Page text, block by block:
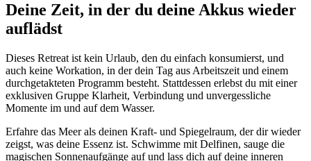
Deine Zeit, in der du deine Akkus wieder
auflädst
Dieses Retreat ist kein Urlaub, den du einfach konsumierst, und
auch keine Workation, in der dein Tag aus Arbeitszeit und einem
durchgetakteten Programm besteht. Stattdessen erlebst du mit einer
exklusiven Gruppe Klarheit, Verbindung und unvergessliche
Momente im und auf dem Wasser.
Erfahre das Meer als deinen Kraft- und Spiegelraum, der dir wieder
zeigst, was deine Essenz ist. Schwimme mit Delfinen, sauge die
magischen Sonnenaufgänge auf und lass dich auf deine inneren